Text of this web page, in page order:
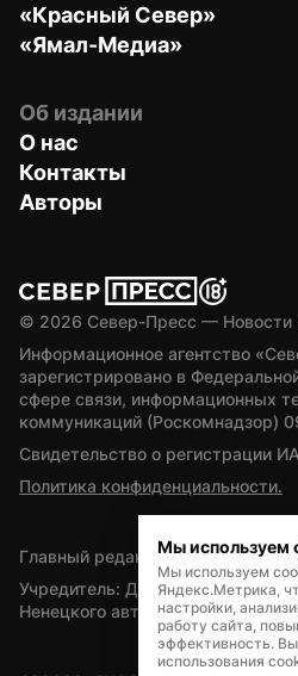
«Красный Север»
«Ямал-Медиа»
Об издании
О нас
Контакты
Авторы
© 2026 Север-Пресс — Новости
Информационное агентство
зарегистрировано в
сфере связи, информационных
коммуникаций (Роскомнадзор)
Свидетельство о регистрации
Политика конфиденциальности.
Главный редактор — А.Л.
Учредитель: Департамент
Ненецкого автономного округа
Мы используем
Мы используем
Яндекс.Метрика,
настройки,
работу сайта,
эффективность.
использования